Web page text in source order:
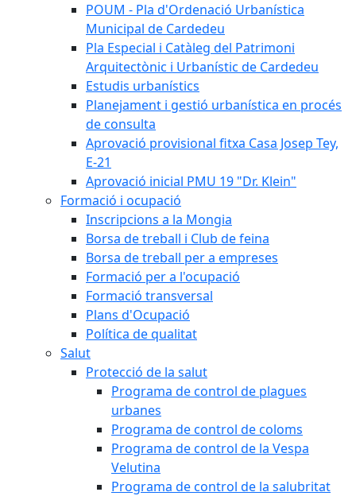
POUM - Pla d'Ordenació Urbanística
Municipal de Cardedeu
Pla Especial i Catàleg del Patrimoni
Arquitectònic i Urbanístic de Cardedeu
Estudis urbanístics
Planejament i gestió urbanística en procés
de consulta
Aprovació provisional fitxa Casa Josep Tey,
E-21
Aprovació inicial PMU 19 "Dr. Klein"
Formació i ocupació
Inscripcions a la Mongia
Borsa de treball i Club de feina
Borsa de treball per a empreses
Formació per a l'ocupació
Formació transversal
Plans d'Ocupació
Política de qualitat
Salut
Protecció de la salut
Programa de control de plagues
urbanes
Programa de control de coloms
Programa de control de la Vespa
Velutina
Programa de control de la salubritat